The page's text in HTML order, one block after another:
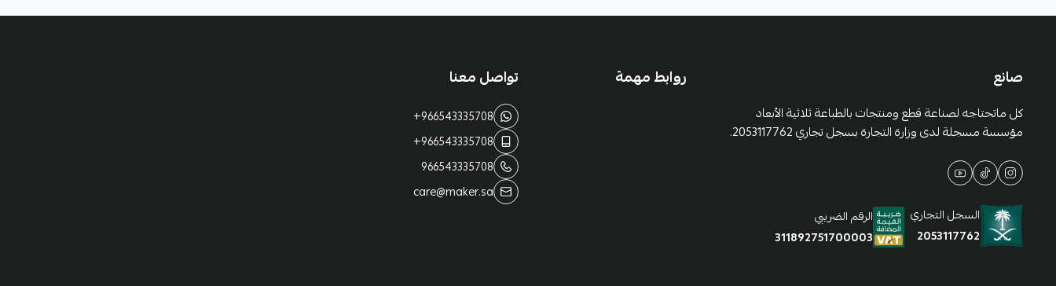
صانع
كل ماتحتاجه لصناعة قطع ومنتجات بالطباعة ثلاثية الأبعاد
مؤسسة مسجلة لدى وزارة التجارة بسجل تجاري 2053117762.
السجل التجاري
2053117762
الرقم الضريبي
311892751700003
روابط مهمة تواصل معنا
+966543335708
+966543335708
966543335708
care@maker.sa